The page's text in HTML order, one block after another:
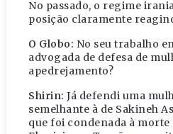
No passado, o regime
posição claramente
O Globo: No seu trabalho
advogada de defesa de
apedrejamento?
Shirin: Já defendi uma
semelhante à de Sakineh
que foi condenada à